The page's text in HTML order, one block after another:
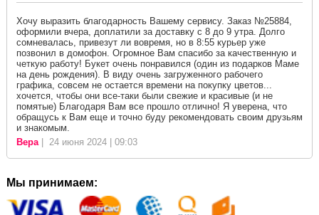
Хочу выразить благодарность Вашему сервису. Заказ №25884,
оформили вчера, доплатили за доставку с 8 до 9 утра. Долго
сомневалась, привезут ли вовремя, но в 8:55 курьер уже
позвонил в домофон. Огромное Вам спасибо за качественную и
четкую работу! Букет очень понравился (один из подарков Маме
на день рождения). В виду очень загруженного рабочего
графика, совсем не остается времени на покупку цветов...
хочется, чтобы они все-таки были свежие и красивые (и не
помятые) Благодаря Вам все прошло отлично! Я уверена, что
обращусь к Вам еще и точно буду рекомендовать своим друзьям
и знакомым.
Вера| 24 июня 2024 | 09:03
Мы принимаем: